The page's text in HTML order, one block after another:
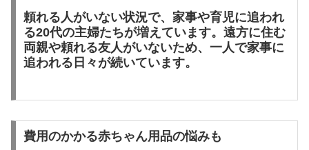
頼れる人がいない状況で、家事や育児に追われ
る20代の主婦たちが増えています。 遠方に住む
両親や頼れる友人がいないため、一人で家事に
追われる日々が続いています。
費用のかかる赤ちゃん用品の悩みも